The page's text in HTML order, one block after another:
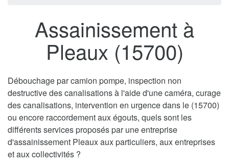
Assainissement à
Pleaux (15700)
Débouchage par camion pompe, inspection non
destructive des canalisations à l'aide d'une caméra, curage
des canalisations, intervention en urgence dans le (15700)
ou encore raccordement aux égouts, quels sont les
différents services proposés par une entreprise
d'assainissement Pleaux aux particuliers, aux entreprises
et aux collectivités ?